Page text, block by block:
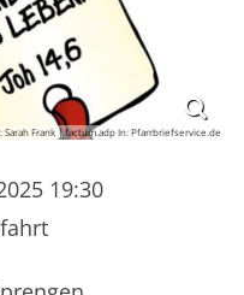
Sarah Frank | factum.adp In: Pfarrbriefservice.de
19:30